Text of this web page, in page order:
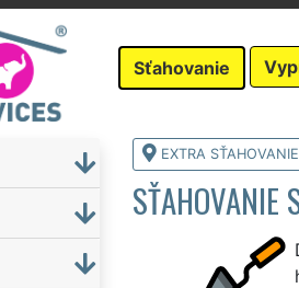
Sťahovanie
EXTRA
SŤAHOVANIE